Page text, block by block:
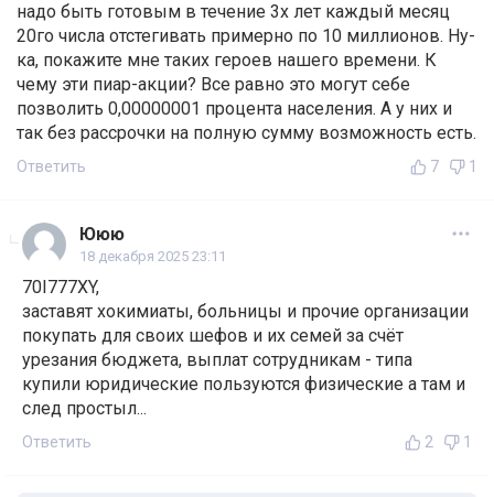
надо быть готовым в течение 3х лет каждый месяц
20го числа отстегивать примерно по 10 миллионов. Ну-
ка, покажите мне таких героев нашего времени. К
чему эти пиар-акции? Все равно это могут себе
позволить 0,00000001 процента населения. А у них и
так без рассрочки на полную сумму возможность есть.
Ответить 7 1
Ююю
18 декабря 2025 23:11
70I777XY,
заставят хокимиаты, больницы и прочие организации
покупать для своих шефов и их семей за счёт
урезания бюджета, выплат сотрудникам - типа
купили юридические пользуются физические а там и
след простыл...
Ответить 2 1